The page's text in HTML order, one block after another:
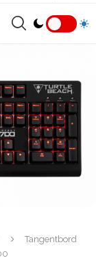
Tangentbord